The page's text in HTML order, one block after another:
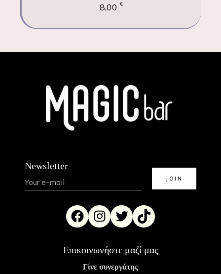
8,00€
Newsletter
Επικοινωνήστε μαζί μας
Γίνε συνεργάτης